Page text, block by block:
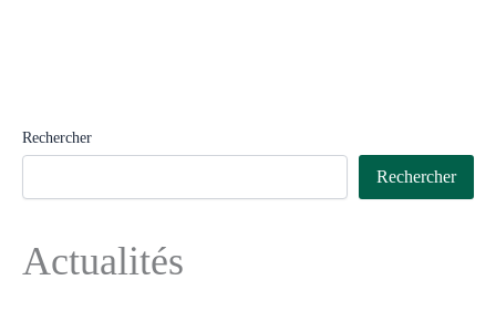
Rechercher
Rechercher
Actualités